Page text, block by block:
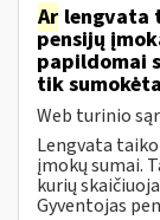
Ar lengvata
pensijų
papildomai
tik
Web turinio
Lengvata
įmokų sumai.
kurių
Gyventojas